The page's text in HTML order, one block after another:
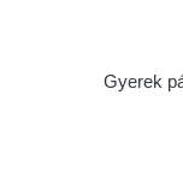
Gyerek